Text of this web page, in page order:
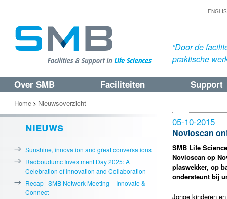
“Door de
praktische
Spring
naar
de
primaire
inhoud
Spring
naar
de
secundaire
inhoud
Over SMB Faciliteiten Support
05-10-2015
Novioscan
SMB Life
Novioscan op
plaswekker, op
ondersteunt bij
Jonge kinderen
Home > Nieuwsoverzicht
nieuws
Sunshine, innovation and great conversations
Radboudumc Investment Day 2025: A
Celebration of Innovation and Collaboration
Recap | SMB Network Meeting – Innovate &
Connect